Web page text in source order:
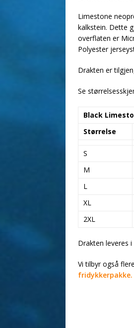
Limestone
kalkstein. Dette
overflaten er
Polyester
Drakten er
Se
Black
Størrelse
S
M
L
XL
2XL
Drakten leveres
Vi tilbyr også flere
fridykkerpakke.